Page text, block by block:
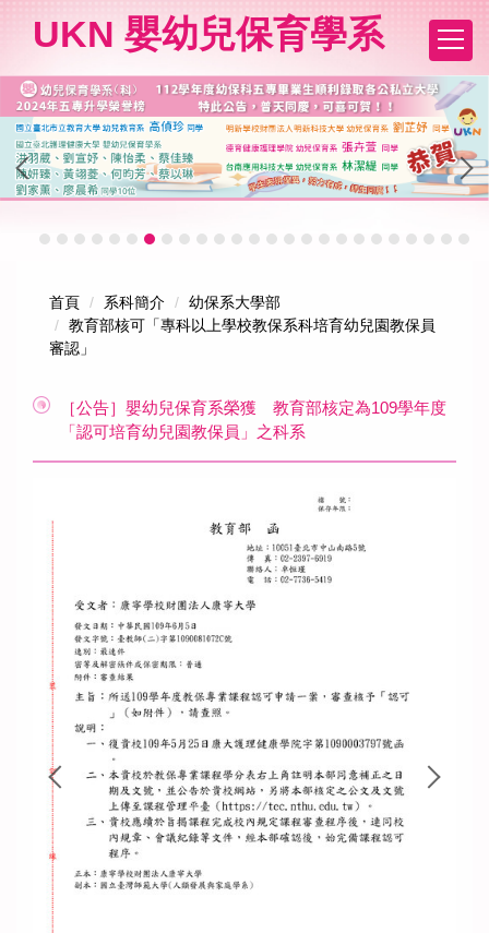
要
內
容
區
UKN 嬰幼兒保育學系
首頁 系科簡介
幼保系大學部
教育部核可「專科以上學校教保系科培育幼兒園教保員
審認」
［公告］嬰幼兒保育系榮獲 教育部核定為109學年度
「認可培育幼兒園教保員」之科系